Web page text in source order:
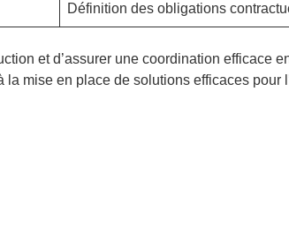
Définition des obligations
et d’assurer une coordination efficace
mise en place de solutions efficaces pour